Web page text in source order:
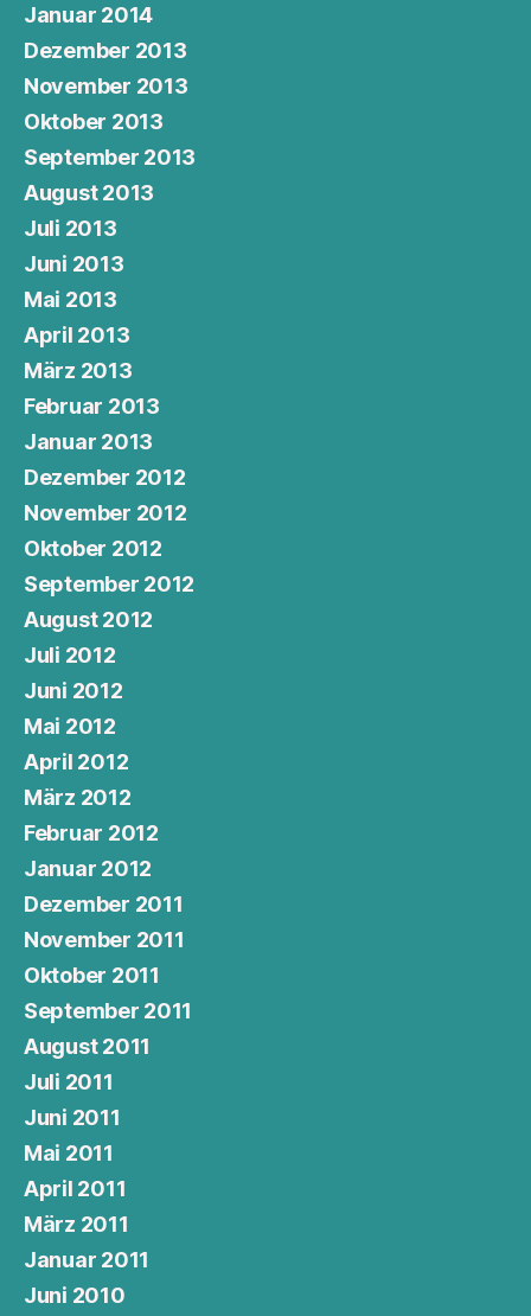
Januar 2014
Dezember 2013
November 2013
Oktober 2013
September 2013
August 2013
Juli 2013
Juni 2013
Mai 2013
April 2013
März 2013
Februar 2013
Januar 2013
Dezember 2012
November 2012
Oktober 2012
September 2012
August 2012
Juli 2012
Juni 2012
Mai 2012
April 2012
März 2012
Februar 2012
Januar 2012
Dezember 2011
November 2011
Oktober 2011
September 2011
August 2011
Juli 2011
Juni 2011
Mai 2011
April 2011
März 2011
Januar 2011
Juni 2010